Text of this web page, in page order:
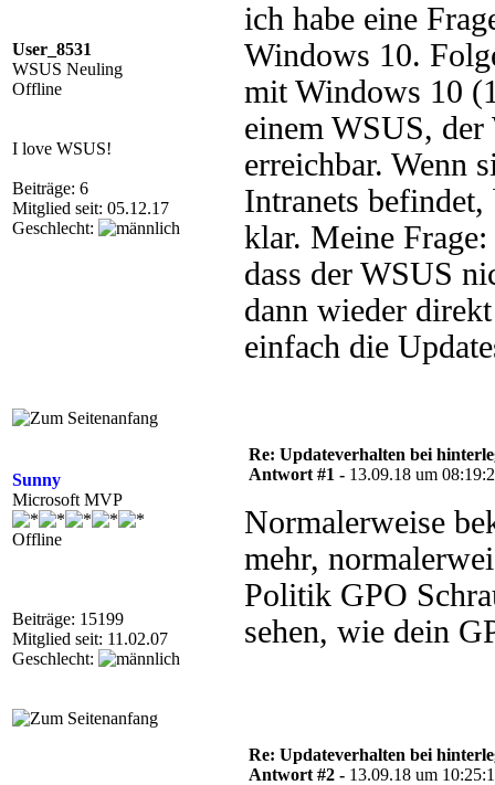
User_8531
WSUS Neuling
Offline
I love WSUS!
Beiträge: 6
Mitglied seit: 05.12.17
Geschlecht:
ich habe eine
Windows 10.
mit Windows 10
einem WSUS,
erreichbar. Wenn
Intranets
klar. Meine
dass der WSUS
dann wieder
einfach die
Sunny
Microsoft MVP
Offline
Beiträge: 15199
Mitglied seit: 11.02.07
Geschlecht:
Re: Updateverhalten bei
Antwort #1 - 13.09.18 um
Normalerweise
mehr,
Politik GPO
sehen, wie dein
Re: Updateverhalten bei
Antwort #2 - 13.09.18 um